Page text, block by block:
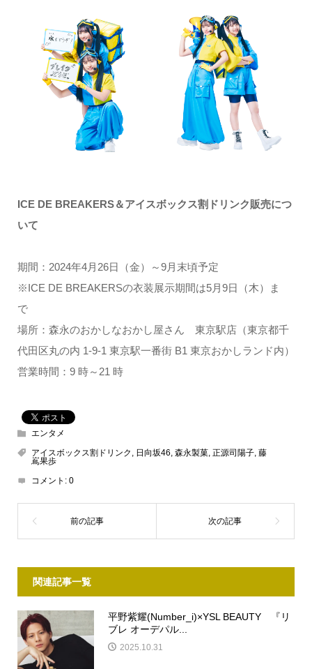
ICE DE BREAKERS＆アイスボックス割ドリンク販売につ
いて
期間：2024年4月26日（金）～9月末頃予定
※ICE DE BREAKERSの衣装展示期間は5月9日（木）ま
で
場所：森永のおかしなおかし屋さん 東京駅店（東京都千
代田区丸の内 1-9-1 東京駅一番街 B1 東京おかしランド内）
営業時間：9 時～21 時
エンタメ
アイスボックス割ドリンク , 日向坂46, 森永製菓, 正源司陽子, 藤
嶌果歩
コメント: 0
関連記事一覧
平野紫耀(Number_i)×YSL BEAUTY 『リ
ブレ オーデパル...
2025.10.31